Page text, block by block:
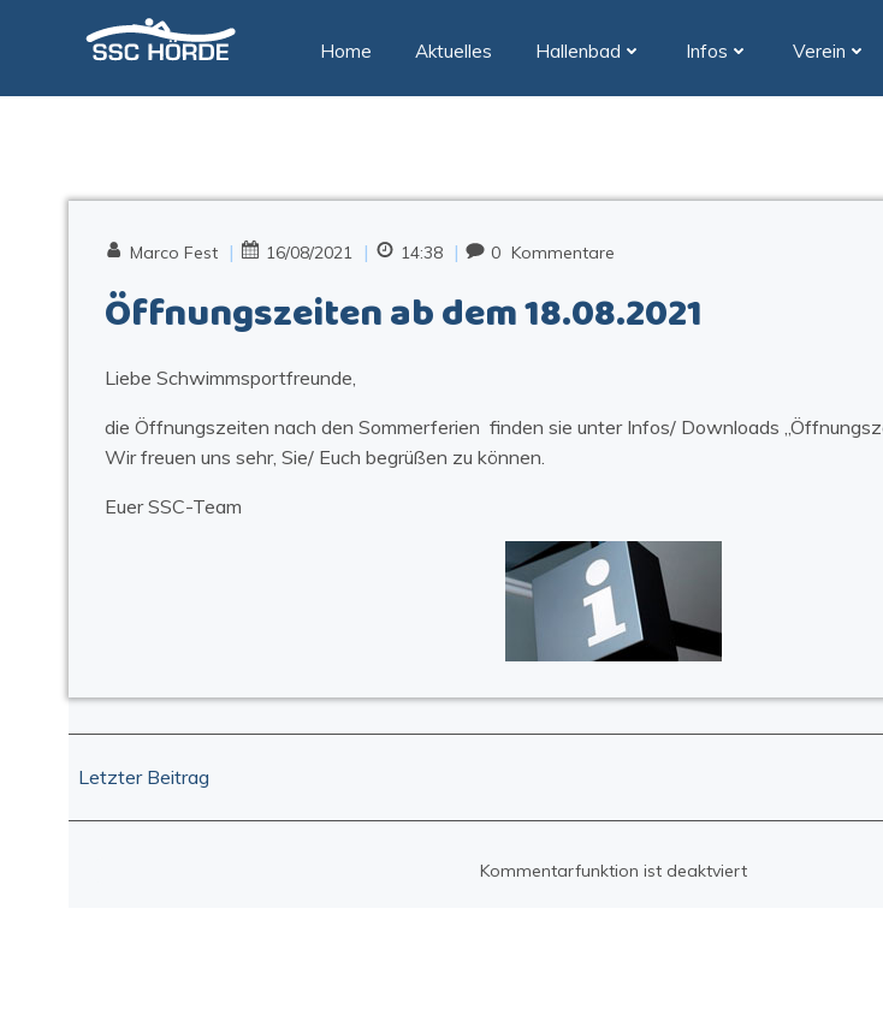
Home Aktuelles Hallenbad Infos Verein
Marco Fest | 16/08/2021 | 14:38 | 0 Kommentare
Öffnungszeiten ab dem 18.08.2021
Liebe Schwimmsportfreunde,
die Öffnungszeiten nach den Sommerferien finden sie unter Infos/ Downloads
Wir freuen uns sehr, Sie/ Euch begrüßen zu können.
Euer SSC-Team
Post
Letzter Beitrag
Kommentarfunktion ist deaktviert